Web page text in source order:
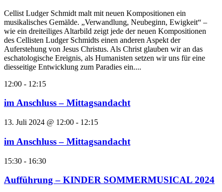
Cellist Ludger Schmidt malt mit neuen Kompositionen ein
musikalisches Gemälde. „Verwandlung, Neubeginn, Ewigkeit“ –
wie ein dreiteiliges Altarbild zeigt jede der neuen Kompositionen
des Cellisten Ludger Schmidts einen anderen Aspekt der
Auferstehung von Jesus Christus. Als Christ glauben wir an das
eschatologische Ereignis, als Humanisten setzen wir uns für eine
diesseitige Entwicklung zum Paradies ein....
12:00 - 12:15
im Anschluss – Mittagsandacht
13. Juli 2024 @ 12:00 - 12:15
im Anschluss – Mittagsandacht
15:30 - 16:30
Aufführung – KINDER SOMMERMUSICAL 2024